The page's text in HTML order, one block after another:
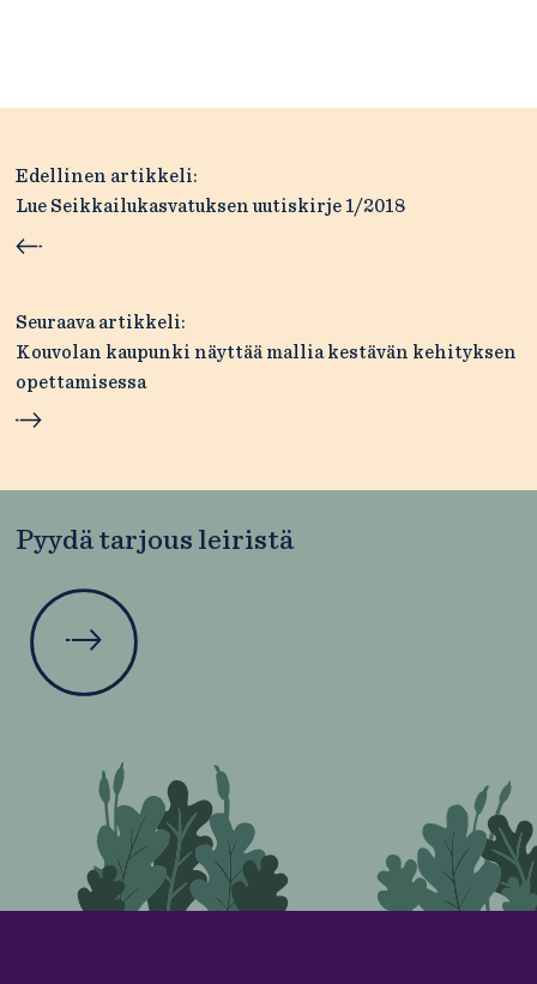
Artikkelien
selaus
Edellinen artikkeli:
Lue Seikkailukasvatuksen uutiskirje 1/2018
Seuraava artikkeli:
Kouvolan kaupunki näyttää mallia kestävän kehityksen
opettamisessa
Pyydä tarjous leiristä